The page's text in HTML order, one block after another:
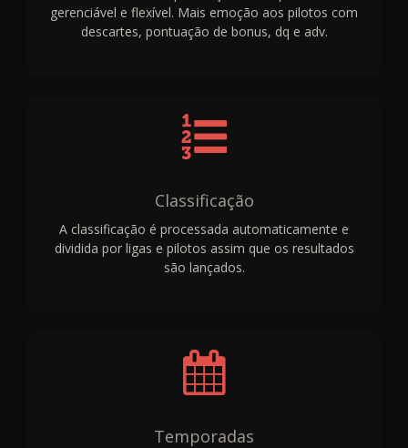
gerenciável e flexível. Mais emoção aos pilotos com
descartes, pontuação de bonus, dq e adv.
Classificação
A classificação é processada automaticamente e
dividida por ligas e pilotos assim que os resultados
são lançados.
Temporadas